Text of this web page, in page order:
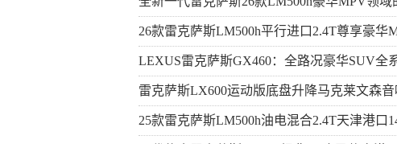
26款雷克萨斯LM500h平行进口2.4T尊享豪华
LEXUS雷克萨斯GX460：全路况豪华SUV全
雷克萨斯LX600运动版底盘升降马克莱文森音
25款雷克萨斯LM500h油电混合2.4T天津港口